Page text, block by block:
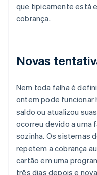
que tipicamente está
cobrança.
Novas
Nem toda falha é
ontem pode funcionar
saldo ou atualizou
ocorreu devido a uma
sozinha. Os sistemas
repetem a cobrança
cartão em uma
três dias depois e